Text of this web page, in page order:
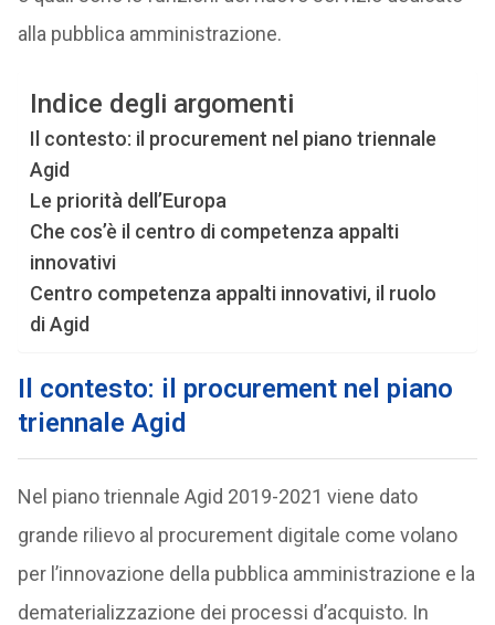
alla pubblica amministrazione.
Indice degli argomenti
Il contesto: il procurement nel piano triennale
Agid
Le priorità dell’Europa
Che cos’è il centro di competenza appalti
innovativi
Centro competenza appalti innovativi, il ruolo
di Agid
Il contesto: il procurement nel piano
triennale Agid
Nel piano triennale Agid 2019-2021 viene dato
grande rilievo al procurement digitale come volano
per l’innovazione della pubblica amministrazione e la
dematerializzazione dei processi d’acquisto. In